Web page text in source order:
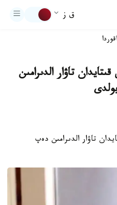
ق ز
اقوردا
تاۋار الدىرامىن
تاۋار الدىرامىن دەپ